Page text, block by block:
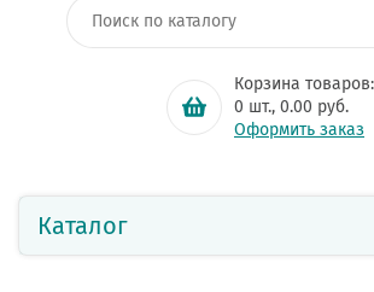
Корзина товаров:
0 шт., 0.00 руб.
Оформить заказ
Каталог